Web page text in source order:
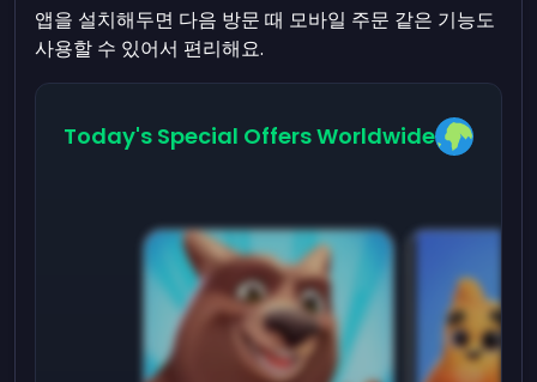
앱을 설치해두면 다음 방문 때 모바일 주문 같은 기능도
사용할 수 있어서 편리해요.
Today's Special Offers Worldwide